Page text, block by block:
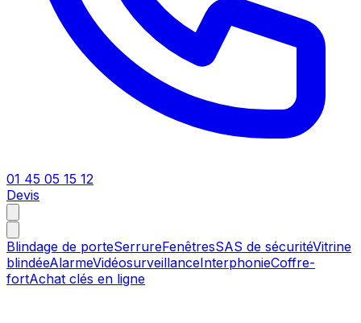
01 45 05 15 12
Devis
Blindage de porteSerrureFenêtresSAS de sécuritéVitrine
blindéeAlarmeVidéosurveillanceInterphonieCoffre-
fortAchat clés en ligne